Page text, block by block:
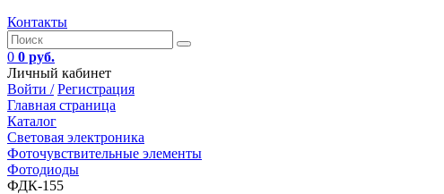
Контакты
0 0 руб.
Личный кабинет
Войти / Регистрация
Главная страница
Каталог
Световая электроника
Фоточувствительные элементы
Фотодиоды
ФДК-155